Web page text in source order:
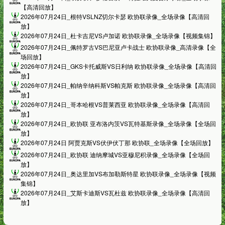
【高清回放】
2026年07月24日_根特VSLNZ切尔卡瑟 欧协联录像_全场录像【高清回
放】
2026年07月24日_杜卡吉尼VS卢加诺 欧协联录像_全场录像【视频集锦】
2026年07月24日_佩特罗古VS巴尼亚卢卡战士 欧协联录像_高清录像【全
场回放】
2026年07月24日_GKS卡托威斯VS日利纳 欧协联录像_全场录像【高清回
放】
2026年07月24日_帕纳辛纳科斯VS帕克斯 欧协联录像_全场录像【高清回
放】
2026年07月24日_哥本哈根VS普莱西亚 欧协联录像_全场录像【高清回
放】
2026年07月24日_欧协联 亚布洛内茨VS瓦特基斯录像_全场录像【全场回
放】
2026年07月24日 阿贾克斯VS伏伊伏丁那 欧协联_全场录像【全场回放】
2026年07月24日_欧协联 迪纳摩城VS亚穆尼积录像_全场录像【全场回
放】
2026年07月24日_奥达里加VS布加勒斯特星 欧协联录像_全场录像【视频
集锦】
2026年07月24日_艾斯卡迪斯VS瓦杜兹 欧协联录像_全场录像【高清回
放】